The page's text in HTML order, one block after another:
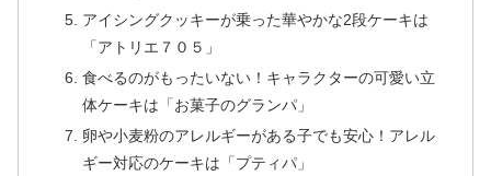
アイシングクッキーが乗った華やかな2段ケーキは
「アトリエ７０５」
食べるのがもったいない！キャラクターの可愛い立
体ケーキは「お菓子のグランパ」
卵や小麦粉のアレルギーがある子でも安心！アレル
ギー対応のケーキは「プティパ」